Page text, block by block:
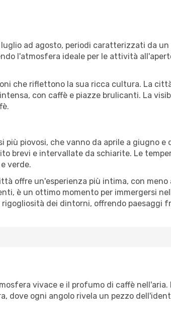
ad agosto, periodi caratterizzati da
l'atmosfera ideale per le attività
che riflettono la sua ricca cultura. La
con caffè e piazze brulicanti. La
piovosi, che vanno da aprile a giugno e
brevi e intervallate da schiarite. Le
verde.
offre un'esperienza più intima, con
è un ottimo momento per immergersi
dei dintorni, offrendo paesaggi
vivace e il profumo di caffè
dove ogni angolo rivela un pezzo